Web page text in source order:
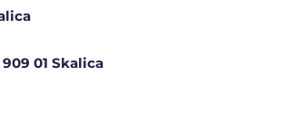
01 Skalica